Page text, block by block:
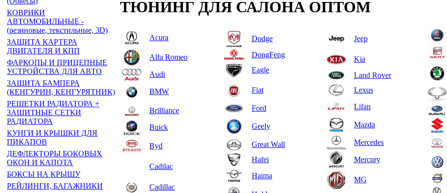
КОВРИКИ
АВТОМОБИЛЬНЫЕ -
(резиновые, текстильные, 3D)
ЗАЩИТА КАРТЕРА
ДВИГАТЕЛЯ И КПП
ФАРКОПЫ И ПРИЦЕПНЫЕ
УСТРОЙСТВА ДЛЯ АВТО
ЗАЩИТА БАМПЕРА
(КЕНГУРИН, КЕНГУРЯТНИК)
РЕШЕТКИ РАДИАТОРА +
ЗАЩИТНЫЕ СЕТКИ
РАДИАТОРА
КУНГИ И КРЫШКИ ДЛЯ
ПИКАПОВ
ДЕФЛЕКТОРЫ БОКОВЫХ
ОКОН И КАПОТА
БОКСЫ НА КРЫШУ
РЕЙЛИНГИ, БАГАЖНИКИ
ТЮНИНГ ДЛЯ САЛОНА ОПТОМ
Acura
Alfa Romeo
Audi
BMW
Brilliance
Buick
Byd
Cadilac
Cadillac
Dodge
DongFeng
Eagle
Fiat
Ford
Geely
Great Wall
Hafei
Haima
Jeep
Kia
Land Rover
Lexus
Lifan
Mazda
Mercedes
Mercury
MG